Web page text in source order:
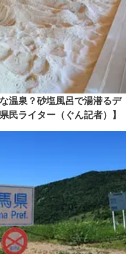
温泉？砂塩風呂で湯潜るデ
民ライター（ぐん記者）】